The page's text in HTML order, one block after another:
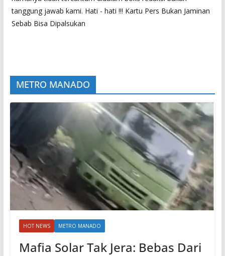
tanggung jawab kami. Hati - hati !!! Kartu Pers Bukan Jaminan
Sebab Bisa Dipalsukan
METRO MANADO
HOT NEWS METRO MANADO
Mafia Solar Tak Jera: Bebas Dari